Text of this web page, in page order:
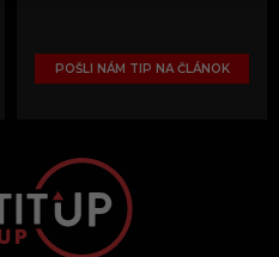
POŠLI NÁM TIP NA ČLÁNOK